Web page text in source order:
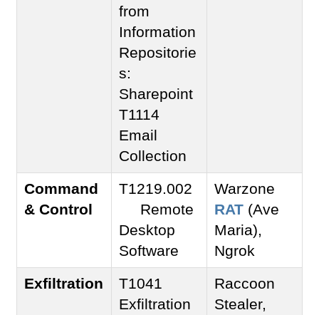
from
Information
Repositorie
s:
Sharepoint
T1114
Email
Collection
Command
& Control
T1219.002
Remote
Desktop
Software
Warzone
RAT (Ave
Maria),
Ngrok
Exfiltration
T1041
Exfiltration
Raccoon
Stealer,